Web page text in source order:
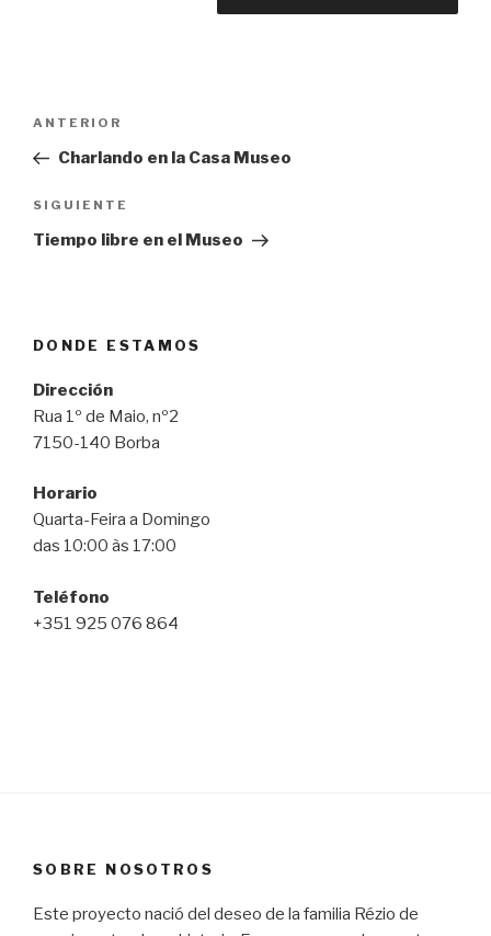
entradas
Entrada
anterior:
ANTERIOR
Charlando en la Casa Museo
Siguiente
entrada
SIGUIENTE
Tiempo libre en el Museo
DONDE ESTAMOS
Dirección
Rua 1º de Maio, nº2
7150-140 Borba
Horario
Quarta-Feira a Domingo
das 10:00 às 17:00
Teléfono
+351 925 076 864
SOBRE NOSOTROS
Este proyecto nació del deseo de la familia Rézio de